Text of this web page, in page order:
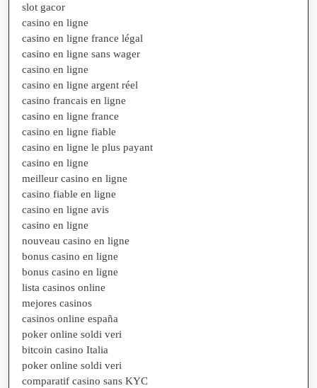
slot gacor
casino en ligne
casino en ligne france légal
casino en ligne sans wager
casino en ligne
casino en ligne argent réel
casino francais en ligne
casino en ligne france
casino en ligne fiable
casino en ligne le plus payant
casino en ligne
meilleur casino en ligne
casino fiable en ligne
casino en ligne avis
casino en ligne
nouveau casino en ligne
bonus casino en ligne
bonus casino en ligne
lista casinos online
mejores casinos
casinos online españa
poker online soldi veri
bitcoin casino Italia
poker online soldi veri
comparatif casino sans KYC